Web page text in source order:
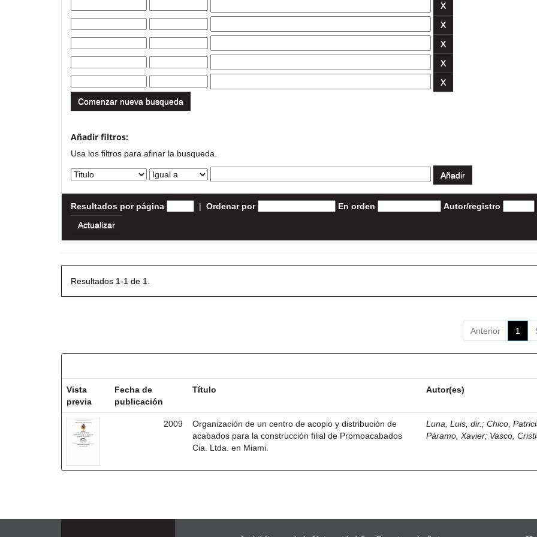
Comenzar nueva busqueda
Añadir filtros:
Usa los filtros para afinar la busqueda.
Resultados por página | Ordenar por En orden Autor/registro
Resultados 1-1 de 1.
Anterior 1
Vista
previa
Fecha de
publicación
Título Autor(es)
2009
Organización de un centro de acopio y distribución de
acabados para la construcción filial de Promoacabados
Cia. Ltda. en Miami.
Luna, Luis, dir. ;Chico,
Páramo, Xavier; Vasco,